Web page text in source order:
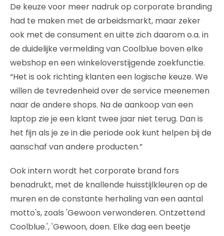
De keuze voor meer nadruk op corporate branding
had te maken met de arbeidsmarkt, maar zeker
ook met de consument en uitte zich daarom o.a. in
de duidelijke vermelding van Coolblue boven elke
webshop en een winkeloverstijgende zoekfunctie.
“Het is ook richting klanten een logische keuze. We
willen de tevredenheid over de service meenemen
naar de andere shops. Na de aankoop van een
laptop zie je een klant twee jaar niet terug. Dan is
het fijn als je ze in die periode ook kunt helpen bij de
aanschaf van andere producten.”
Ook intern wordt het corporate brand fors
benadrukt, met de knallende huisstijlkleuren op de
muren en de constante herhaling van een aantal
motto's, zoals 'Gewoon verwonderen. Ontzettend
Coolblue.', 'Gewoon, doen. Elke dag een beetje